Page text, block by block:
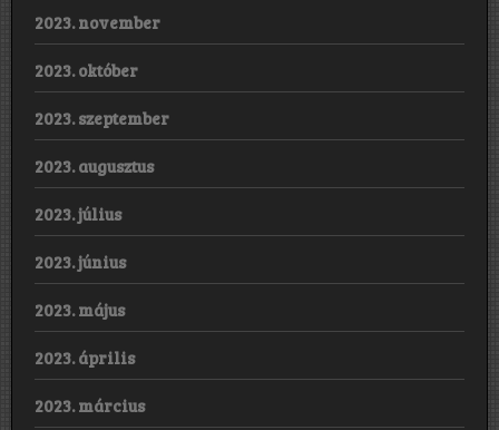
2023. november
2023. október
2023. szeptember
2023. augusztus
2023. július
2023. június
2023. május
2023. április
2023. március